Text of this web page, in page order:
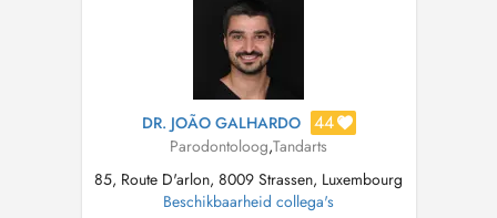
DR. JOÃO GALHARDO 44
Parodontoloog,Tandarts
85, Route D'arlon, 8009 Strassen, Luxembourg
Beschikbaarheid collega's